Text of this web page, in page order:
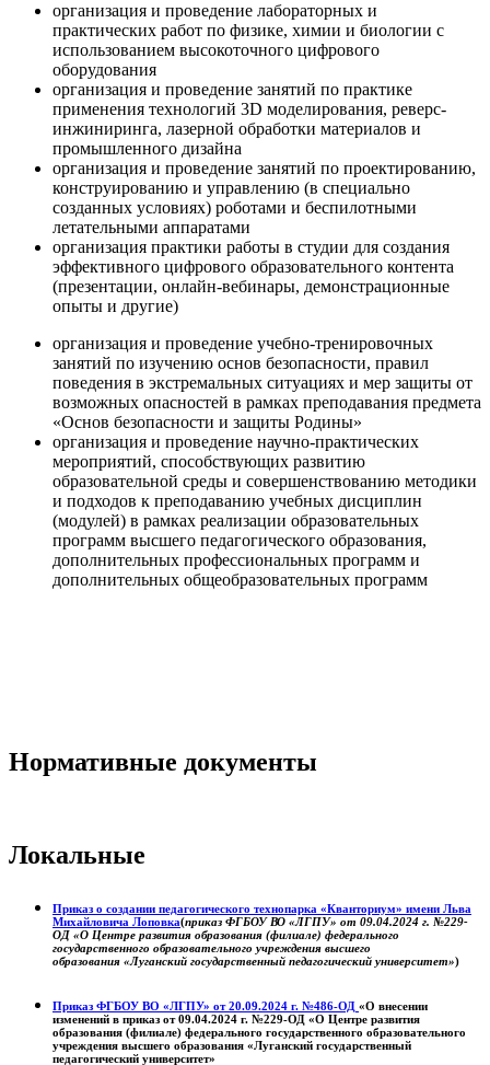
организация и проведение лабораторных и
практических работ по физике, химии и биологии с
использованием высокоточного цифрового
оборудования
организация и проведение занятий по практике
применения технологий 3D моделирования, реверс-
инжиниринга, лазерной обработки материалов и
промышленного дизайна
организация и проведение занятий по проектированию,
конструированию и управлению (в специально
созданных условиях) роботами и беспилотными
летательными аппаратами
организация практики работы в студии для создания
эффективного цифрового образовательного контента
(презентации, онлайн-вебинары, демонстрационные
опыты и другие)
организация и проведение учебно-тренировочных
занятий по изучению основ безопасности, правил
поведения в экстремальных ситуациях и мер защиты от
возможных опасностей в рамках преподавания предмета
«Основ безопасности и защиты Родины»
организация и проведение научно-практических
мероприятий, способствующих развитию
образовательной среды и совершенствованию методики
и подходов к преподаванию учебных дисциплин
(модулей) в рамках реализации образовательных
программ высшего педагогического образования,
дополнительных профессиональных программ и
дополнительных общеобразовательных программ
Нормативные документы
Локальные
Приказ о создании педагогического технопарка «Кванториум» имени Льва
Михайловича Лоповка(приказ ФГБОУ ВО «ЛГПУ» от 09.04.2024 г. №229-
ОД «О Центре развития образования (филиале) федерального
государственного образовательного учреждения высшего
образования «Луганский государственный педагогический университет»)
Приказ ФГБОУ ВО «ЛГПУ» от 20.09.2024 г. №486-ОД «О внесении
изменений в приказ от 09.04.2024 г. №229-ОД «О Центре развития
образования (филиале) федерального государственного образовательного
учреждения высшего образования «Луганский государственный
педагогический университет»